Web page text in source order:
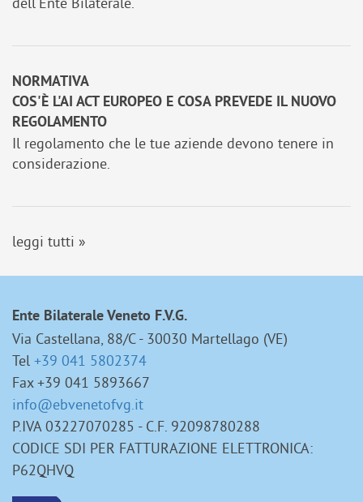
NORMATIVA
COS'È L'AI ACT EUROPEO E COSA PREVEDE IL NUOVO
REGOLAMENTO
Il regolamento che le tue aziende devono tenere in
considerazione.
leggi tutti »
Ente Bilaterale Veneto F.V.G.
Via Castellana, 88/C - 30030 Martellago (VE)
Tel +39 041 5802374
Fax +39 041 5893667
info@ebvenetofvg.it
P.IVA 03227070285 - C.F. 92098780288
CODICE SDI PER FATTURAZIONE ELETTRONICA:
P62QHVQ